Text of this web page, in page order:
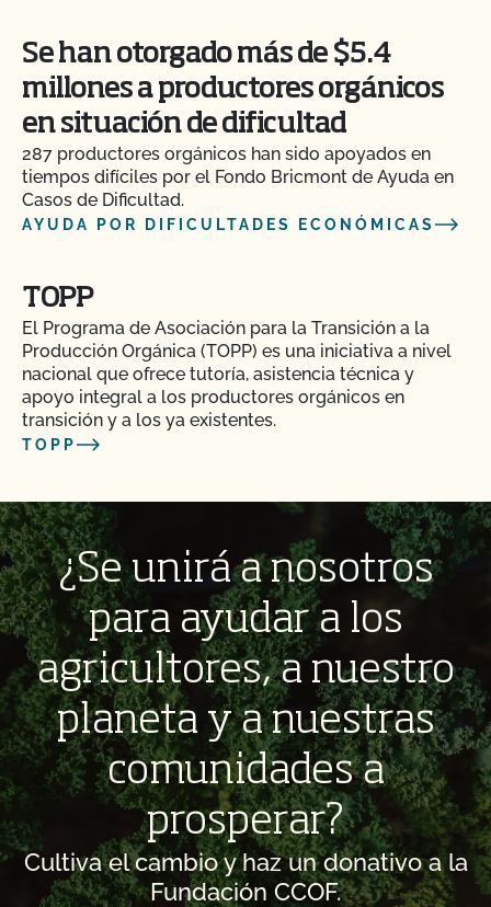
Se han otorgado más de $5.4
millones a productores orgánicos
en situación de dificultad
287 productores orgánicos han sido apoyados en
tiempos difíciles por el Fondo Bricmont de Ayuda en
Casos de Dificultad.
AYUDA POR DIFICULTADES ECONÓMICAS
TOPP
El Programa de Asociación para la Transición a la
Producción Orgánica (TOPP) es una iniciativa a nivel
nacional que ofrece tutoría, asistencia técnica y
apoyo integral a los productores orgánicos en
transición y a los ya existentes.
TOPP
¿Se unirá a nosotros
para ayudar a los
agricultores, a nuestro
planeta y a nuestras
comunidades a
prosperar?
Cultiva el cambio y haz un donativo a la
Fundación CCOF.